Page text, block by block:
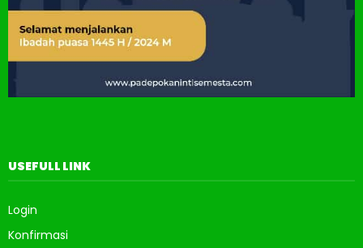
USEFULL LINK
Login
Konfirmasi